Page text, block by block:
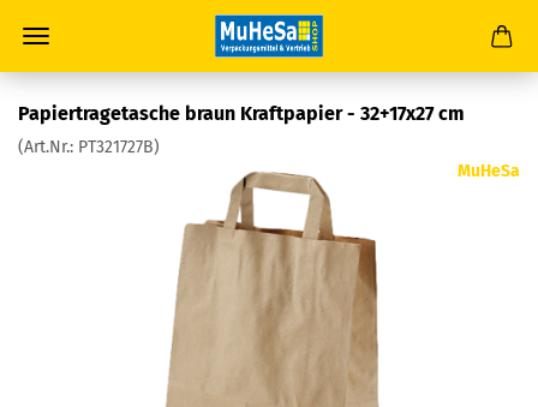
Pa­pier­tra­ge­ta­sche braun Kraft­pa­pier - 32+17x27 cm
(Art.Nr.: PT321727B)
MuHeSa